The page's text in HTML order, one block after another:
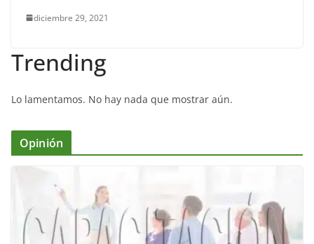
diciembre 29, 2021
Trending
Lo lamentamos. No hay nada que mostrar aún.
Opinión